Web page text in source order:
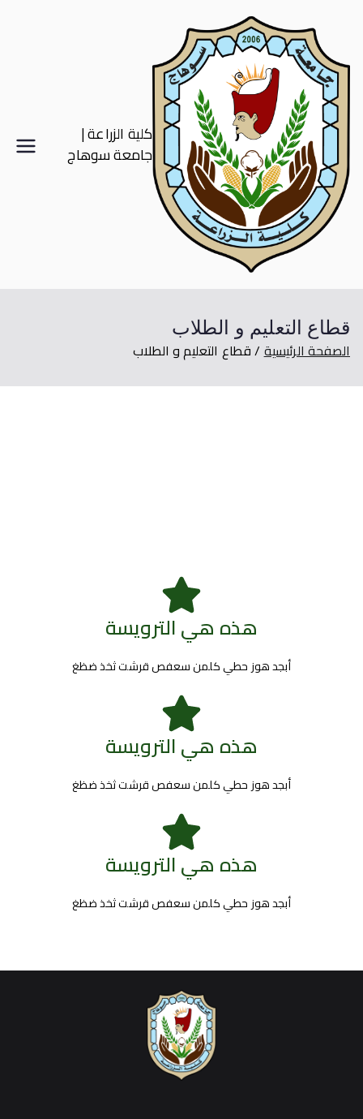
كلية الزراعة |
جامعة سوهاج
قطاع التعليم و الطلاب
الصفحة الرئيسية قطاع التعليم و الطلاب
هذه هي الترويسة
أبجد هوز حطي كلمن سعفص قرشت ثخذ ضظغ
هذه هي الترويسة
أبجد هوز حطي كلمن سعفص قرشت ثخذ ضظغ
هذه هي الترويسة
أبجد هوز حطي كلمن سعفص قرشت ثخذ ضظغ